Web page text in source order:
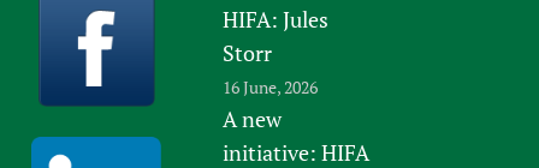
HIFA: Jules
Storr
16 June, 2026
A new
initiative: HIFA